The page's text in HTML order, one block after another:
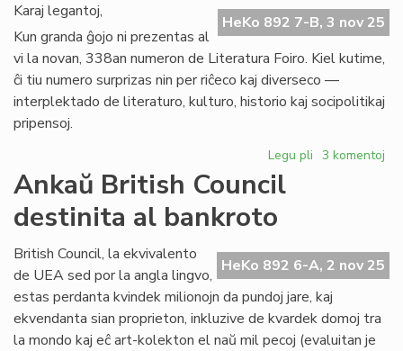
HeKo 892 7-B, 3 nov 25
Karaj legantoj,
Kun granda ĝojo ni prezentas al
vi la novan, 338an numeron de Literatura Foiro. Kiel kutime,
ĉi tiu numero surprizas nin per riĉeco kaj diverseco —
interplektado de literaturo, kulturo, historio kaj socipolitikaj
pripensoj.
Legu pli pri
presata
3 komentoj
Ankaŭ British Council
destinita al bankroto
HeKo 892 6-A, 2 nov 25
British Council, la ekvivalento
de UEA sed por la angla lingvo,
estas perdanta kvindek milionojn da pundoj jare, kaj
ekvendanta sian proprieton, inkluzive de kvardek domoj tra
la mondo kaj eĉ art-kolekton el naŭ mil pecoj (evaluitan je